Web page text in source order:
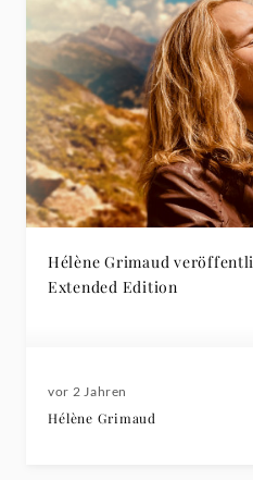
Hélène Grimaud
Extended Edition
vor 2 Jahren
Hélène Grimaud